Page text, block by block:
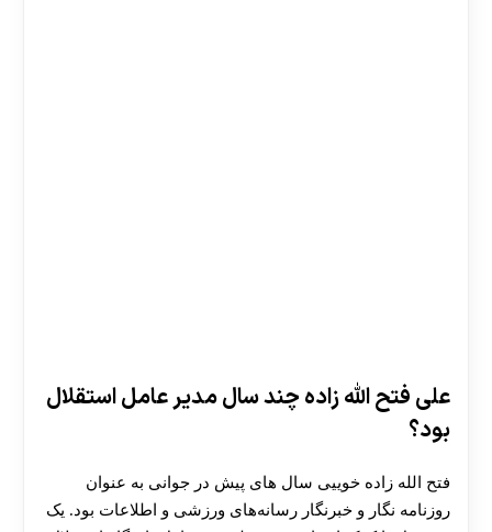
علی فتح الله زاده چند سال مدیر عامل استقلال
بود؟
فتح الله زاده خوییی سال های پیش در جوانی به عنوان
روزنامه نگار و خبرنگار رسانه‌های ورزشی و اطلاعات بود. یک